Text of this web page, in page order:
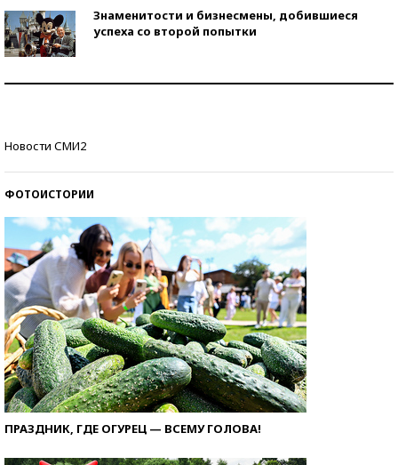
Знаменитости и бизнесмены, добившиеся
успеха со второй попытки
Новости СМИ2
ФОТОИСТОРИИ
ПРАЗДНИК, ГДЕ ОГУРЕЦ — ВСЕМУ ГОЛОВА!